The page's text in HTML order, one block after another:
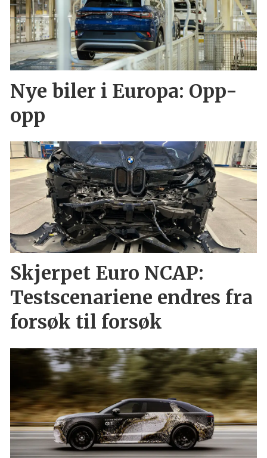
Nye biler i Europa: Opp-
opp
Skjerpet Euro NCAP:
Testscenariene endres fra
forsøk til forsøk